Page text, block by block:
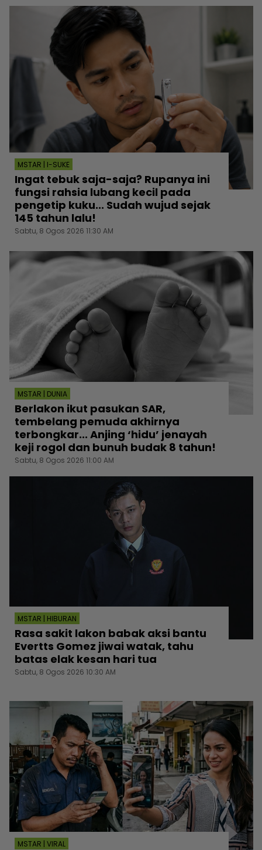
MSTAR | I-SUKE
Ingat tebuk saja-saja? Rupanya ini
fungsi rahsia lubang kecil pada
pengetip kuku... Sudah wujud sejak
145 tahun lalu!
Sabtu, 8 Ogos 2026 11:30 AM
MSTAR | DUNIA
Berlakon ikut pasukan SAR,
tembelang pemuda akhirnya
terbongkar... Anjing ‘hidu’ jenayah
keji rogol dan bunuh budak 8 tahun!
Sabtu, 8 Ogos 2026 11:00 AM
MSTAR | HIBURAN
Rasa sakit lakon babak aksi bantu
Evertts Gomez jiwai watak, tahu
batas elak kesan hari tua
Sabtu, 8 Ogos 2026 10:30 AM
MSTAR | VIRAL